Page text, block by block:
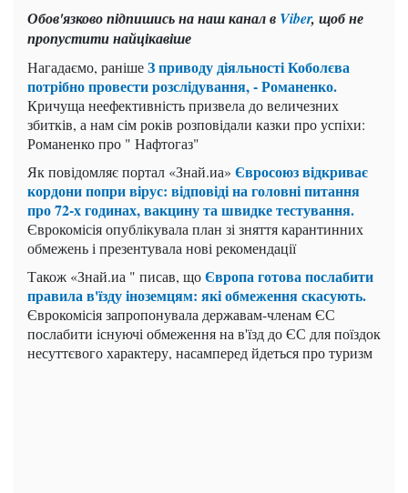
Обов'язково підпишись на наш канал в Viber, щоб не
пропустити найцікавіше
Нагадаємо, ранішеЗ приводу діяльності Коболєва
потрібно провести розслідування, - Романенко.
Кричуща неефективність призвела до величезних
збитків, а нам сім років розповідали казки про успіхи:
Романенко про " Нафтогаз"
Як повідомляє портал «Знай.иа» Євросоюз відкриває
кордони попри вірус: відповіді на головні питання
про 72-х годинах, вакцину та швидке тестування.
Єврокомісія опублікувала план зі зняття карантинних
обмежень і презентувала нові рекомендації
Також «Знай.иа " писав, щоЄвропа готова послабити
правила в'їзду іноземцям: які обмеження скасують.
Єврокомісія запропонувала державам-членам ЄС
послабити існуючі обмеження на в'їзд до ЄС для поїздок
несуттєвого характеру, насамперед йдеться про туризм